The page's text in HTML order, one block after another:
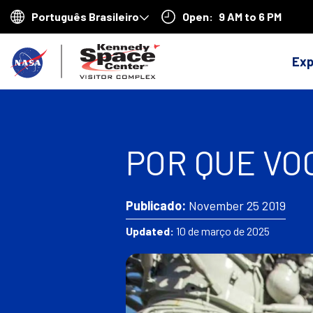
Choose
language
Open: 9 AM to 6 PM
a
r
p
a
r
a
a
POR QUE
Publicado: November 25 2019
Updated: 10 de março de 2025